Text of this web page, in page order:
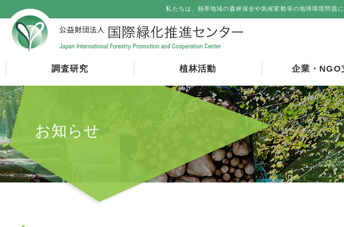
私たちは、熱帯地域の森林保全や気候変動等の地球環境問題
調査研究 植林活動 企業・NGO
お知らせ